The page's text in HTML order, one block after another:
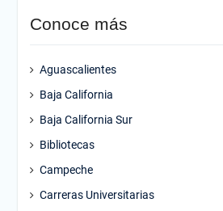
Conoce más
Aguascalientes
Baja California
Baja California Sur
Bibliotecas
Campeche
Carreras Universitarias